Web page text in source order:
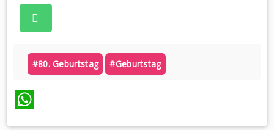
#80. Geburtstag #geburtstag
WhatsApp